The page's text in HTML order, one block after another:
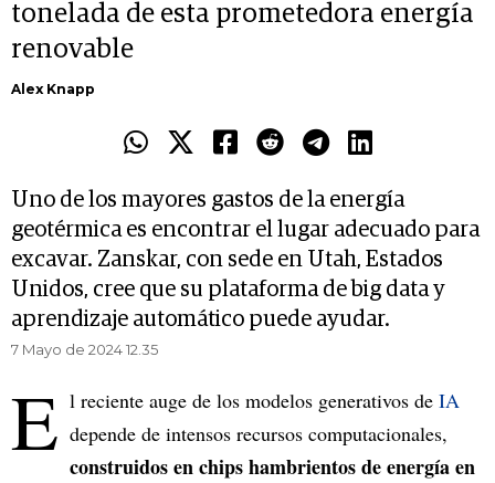
tonelada de esta prometedora energía
renovable
Alex Knapp
Uno de los mayores gastos de la energía
geotérmica es encontrar el lugar adecuado para
excavar. Zanskar, con sede en Utah, Estados
Unidos, cree que su plataforma de big data y
aprendizaje automático puede ayudar.
7 Mayo de 2024 12.35
E l reciente auge de los modelos generativos de IA
depende de intensos recursos computacionales,
construidos en chips hambrientos de energía en